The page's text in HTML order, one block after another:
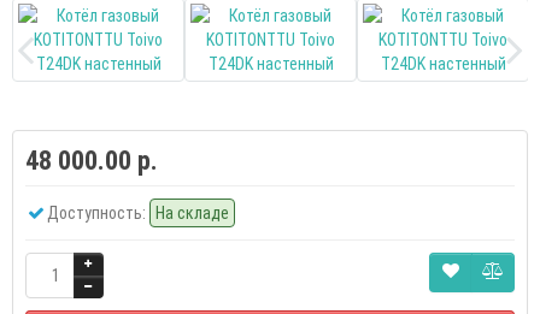
48 000.00 р.
Доступность: На складе